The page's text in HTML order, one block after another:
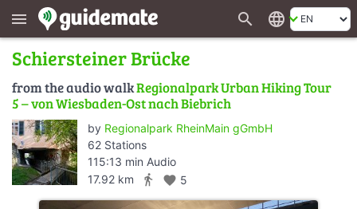
menu search language
Schiersteiner Brücke
from the audio walkRegionalpark Urban Hiking Tour
5 – von Wiesbaden-Ost nach Biebrich
by Regionalpark RheinMain gGmbH
62 Stations
115:13 min Audio
17.92 km
directions_walk favorite 5